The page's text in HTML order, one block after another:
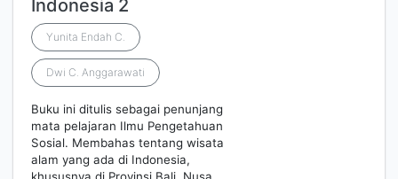
Indonesia 2
Yunita Endah C.
Dwi C. Anggarawati
Buku ini ditulis sebagai penunjang
mata pelajaran Ilmu Pengetahuan
Sosial. Membahas tentang wisata
alam yang ada di Indonesia,